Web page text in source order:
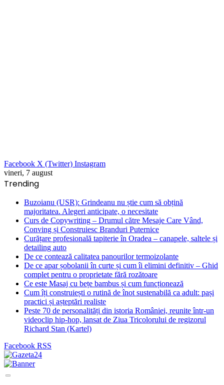
Facebook X (Twitter) Instagram
vineri, 7 august
Trending
Buzoianu (USR): Grindeanu nu știe cum să obțină
majoritatea. Alegeri anticipate, o necesitate
Curs de Copywriting – Drumul către Mesaje Care Vând,
Conving și Construiesc Branduri Puternice
Curățare profesională tapiterie în Oradea – canapele, saltele și
detailing auto
De ce contează calitatea panourilor termoizolante
De ce apar șobolanii în curte și cum îi elimini definitiv – Ghid
complet pentru o proprietate fără rozătoare
Ce este Masaj cu bețe bambus și cum funcționează
Cum îți construiești o rutină de înot sustenabilă ca adult: pași
practici și așteptări realiste
Peste 70 de personalități din istoria României, reunite într-un
videoclip hip-hop, lansat de Ziua Tricolorului de regizorul
Richard Stan (Kartel)
Facebook RSS